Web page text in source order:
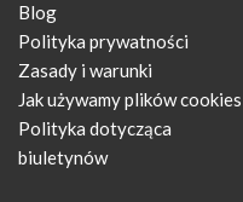
Blog
Polityka prywatności
Zasady i warunki
Jak używamy plików cookies
Polityka dotycząca
biuletynów